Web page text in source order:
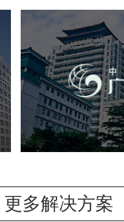
广
医药医疗 医院
品牌官网
更多解决方案